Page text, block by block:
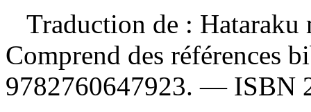
Traduction de :
Comprend des références
9782760647923. — ISBN